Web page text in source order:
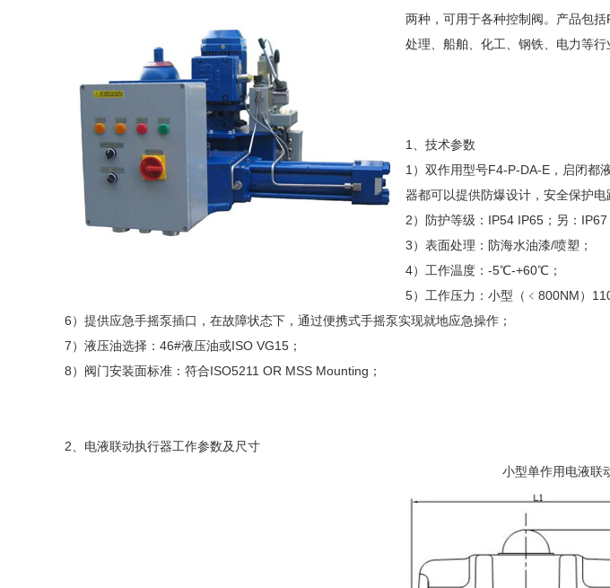
两种，可用于各种控制阀。产品包
处理、船舶、化工、钢铁、电力等行
1、技术参数
1）双作用型号F4-P-DA-E，启闭都
器都可以提供防爆设计，安全保护电
2）防护等级：IP54 IP65；另：
3）表面处理：防海水油漆/喷塑；
4）工作温度：-5℃-+60℃；
5）工作压力：小型（﹤800NM）
6）提供应急手摇泵插口，在故障状态下，通过便携式手摇泵实现就地应急操作；
7）液压油选择：46#液压油或ISO VG15；
8）阀门安装面标准：符合ISO5211 OR MSS Mounting；
2、电液联动执行器工作参数及尺寸
小型单作用电液联